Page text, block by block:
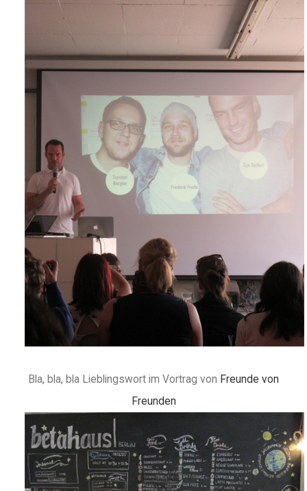
Bla, bla, bla Lieblingswort im Vortrag von Freunde von
Freunden